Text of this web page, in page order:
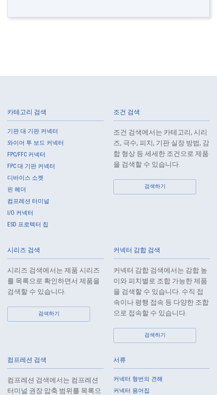
카테고리 검색
기판 대 기판 커넥터
와이어 투 보드 커넥터
FPC/FFC 커넥터
FPC 대 기판 커넥터
디바이스 소켓
핀 헤더
컴프레션 터미널
I/O 커넥터
ESD 프로텍터 칩
조건 검색
조건 검색에서는 카테고리, 시리
즈, 극수, 피치, 기판 실장 방법, 감
합 형상 등 세세한 조건으로 제품
을 검색할 수 있습니다.
검색하기
시리즈 검색
시리즈 검색에서는 제품 시리즈
를 목록으로 확인하면서 제품을
검색할 수 있습니다.
검색하기
커넥터 감합 검색
커넥터 감합 검색에서는 감합 높
이와 피치별로 조합 가능한 제품
을 검색할 수 있습니다. 수직 접
속이나 평행 접속 등 다양한 조합
으로 접속할 수 있습니다.
검색하기
컴프레션 검색
컴프레션 검색에서는 컴프레션
터미널 권장 압축 범위를 목록으
서류
커넥터 형번의 견해
커넥터 용어집